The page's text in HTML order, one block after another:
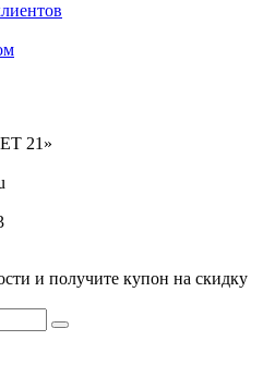
21»
и получите купон на скидку